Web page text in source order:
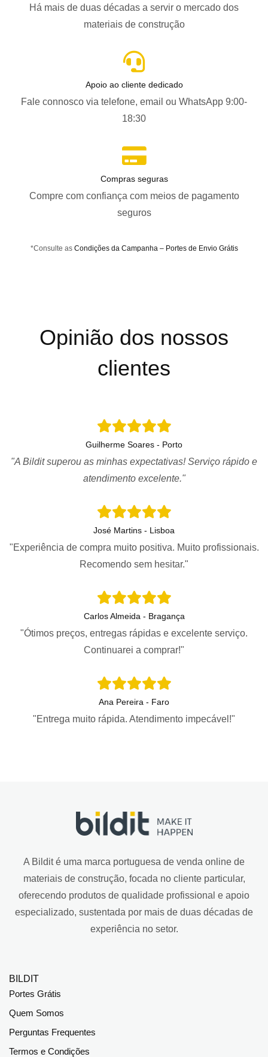
Há mais de duas décadas a servir o mercado dos
materiais de construção
Apoio ao cliente dedicado
Fale connosco via telefone, email ou WhatsApp 9:00-
18:30
Compras seguras
Compre com confiança com meios de pagamento
seguros
*Consulte as Condições da Campanha – Portes de Envio Grátis
Opinião dos nossos
clientes
Guilherme Soares - Porto
"A Bildit superou as minhas expectativas! Serviço rápido e
atendimento excelente."
José Martins - Lisboa
"Experiência de compra muito positiva. Muito profissionais.
Recomendo sem hesitar."
Carlos Almeida - Bragança
"Ótimos preços, entregas rápidas e excelente serviço.
Continuarei a comprar!"
Ana Pereira - Faro
"Entrega muito rápida. Atendimento impecável!"
A Bildit é uma marca portuguesa de venda online de
materiais de construção, focada no cliente particular,
oferecendo produtos de qualidade profissional e apoio
especializado, sustentada por mais de duas décadas de
experiência no setor.
BILDIT
Portes Grátis
Quem Somos
Perguntas Frequentes
Termos e Condições